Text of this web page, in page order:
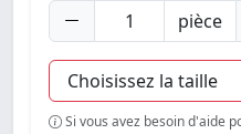
pièce
Si vous avez besoin d'aide